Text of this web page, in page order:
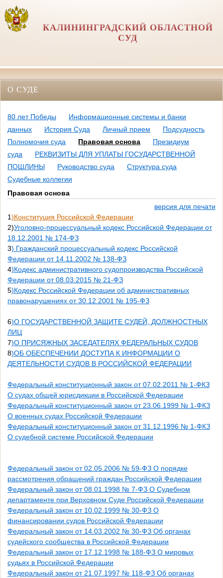
КАЛИНИНГРАДСКИЙ ОБЛАСТНОЙ
СУД
О СУДЕ
80 лет Победы
Информационные системы и банки
данных
История Суда Личный прием
Подсудность
Полномочия суда
Правовая основа
Президиум
суда
РЕКВИЗИТЫ ДЛЯ УПЛАТЫ ГОСУДАРСТВЕННОЙ
ПОШЛИНЫ
Руководство суда
Структура суда
Судебные коллегии
Правовая основа
версия для печати
1)Конституция Российской Федерации
2)Уголовно-процессуальный кодекс Российской Федерации от
18.12.2001 № 174-ФЗ
3) Гражданский процессуальный кодекс Российской
Федерации от 14.11.2002 № 138-ФЗ
4)Кодекс административного судопроизводства Российской
Федерации от 08.03.2015 № 21-ФЗ
5)Кодекс Российской Федерации об административных
правонарушениях от 30.12.2001 № 195-ФЗ
6)О ГОСУДАРСТВЕННОЙ ЗАЩИТЕ СУДЕЙ, ДОЛЖНОСТНЫХ
ЛИЦ
7)О ПРИСЯЖНЫХ ЗАСЕДАТЕЛЯХ ФЕДЕРАЛЬНЫХ СУДОВ
8)ОБ ОБЕСПЕЧЕНИИ ДОСТУПА К ИНФОРМАЦИИ О
ДЕЯТЕЛЬНОСТИ СУДОВ В РОССИЙСКОЙ ФЕДЕРАЦИИ
Федеральный конституционный закон от 07.02.2011 № 1-ФКЗ
О судах общей юрисдикции в Российской Федерации
Федеральный конституционный закон от 23.06.1999 № 1-ФКЗ
О военных судах Российской Федерации
Федеральный конституционный закон от 31.12.1996 № 1-ФКЗ
О судебной системе Российской Федерации
Федеральный закон от 02.05.2006 № 59-ФЗ О порядке
рассмотрения обращений граждан Российской Федерации
Федеральный закон от 08.01.1998 № 7-ФЗ О Судебном
департаменте при Верховном Суде Российской Федерации
Федеральный закон от 10.02.1999 № 30-ФЗ О
финансировании судов Российской Федерации
Федеральный закон от 14.03.2002 № 30-ФЗ Об органах
судейского сообщества в Российской Федерации
Федеральный закон от 17.12.1998 № 188-ФЗ О мировых
судьях в Российской Федерации
Федеральный закон от 21.07.1997 № 118-ФЗ Об органах